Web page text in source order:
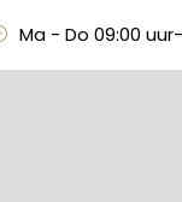
Ma - Do 09:00